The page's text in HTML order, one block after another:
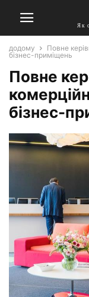
Як
додому
Повне
бізнес-приміщень
Повне
бізнес-